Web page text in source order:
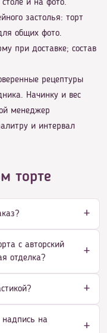
и на фото.
застолья: торт
общих фото.
при доставке; состав
рецептуры
Начинку и вес
менеджер
и интервал
торте
с авторский
отделка?
на